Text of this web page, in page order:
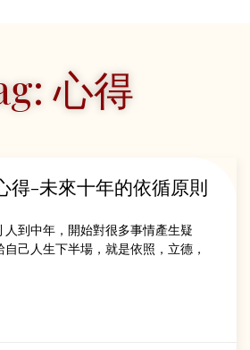
心得
得-未來十年的依循原則
人到中年，開始對很多事情產生疑
己人生下半場，就是依照，立德，